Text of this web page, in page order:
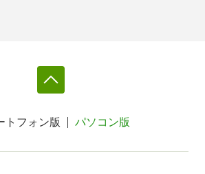
トフォン版 パソコン版